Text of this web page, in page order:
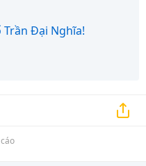
Đại Nghĩa!